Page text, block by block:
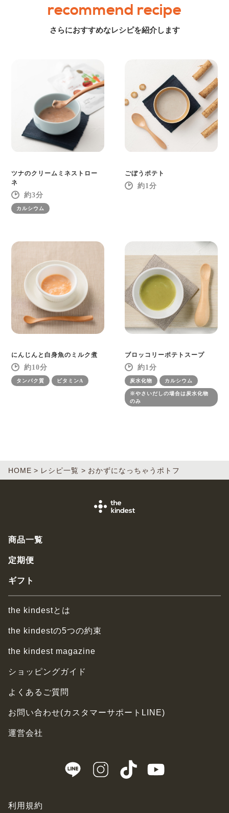
recommend recipe
さらにおすすめなレシピを紹介します
ツナのクリームミネストロー
ネ
3
カルシウム
ごぼうポテト
1
にんじんと白身魚のミルク煮
10
タンパク質 ビタミンA
ブロッコリーポテトスープ
1
炭水化物 カルシウム
※やさいだしの場合は炭水化物
のみ
HOME レシピ一覧 おかずになっちゃうポトフ
商品一覧
定期便
ギフト
the kindestとは
the kindestの5つの約束
the kindest magazine
ショッピングガイド
よくあるご質問
お問い合わせ(カスタマーサポートLINE)
運営会社
利用規約